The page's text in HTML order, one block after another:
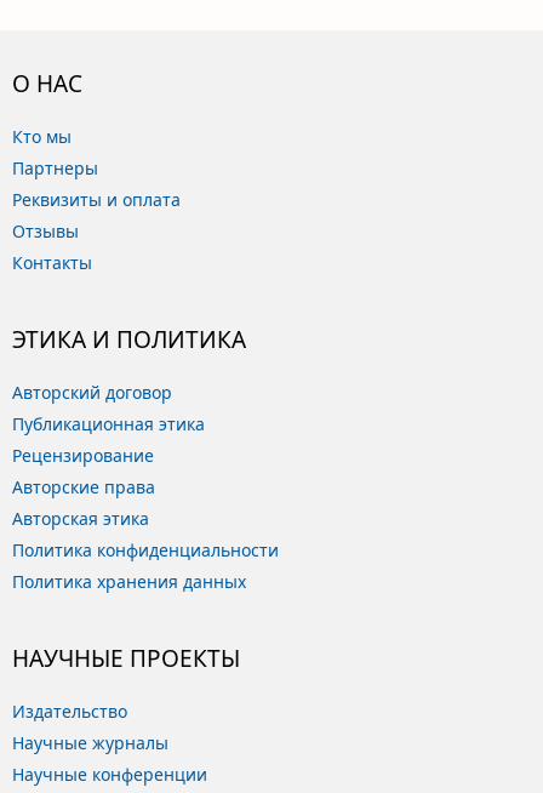
О НАС
Кто мы
Партнеры
Реквизиты и оплата
Отзывы
Контакты
ЭТИКА И ПОЛИТИКА
Авторский договор
Публикационная этика
Рецензирование
Авторские права
Авторская этика
Политика конфиденциальности
Политика хранения данных
НАУЧНЫЕ ПРОЕКТЫ
Издательство
Научные журналы
Научные конференции